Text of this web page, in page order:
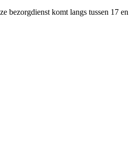
bezorgdienst komt langs tussen 17 en